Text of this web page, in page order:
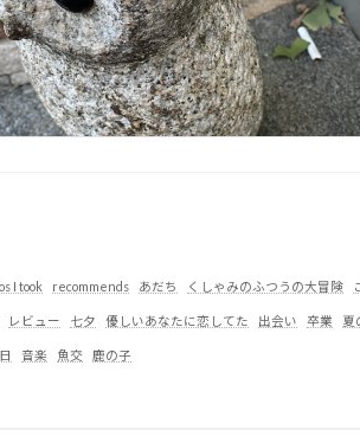
I took recommends あだち くしゃみのふつうの大冒険
レビュー 七夕 優しいあなたに恋してた 出会い 卒業 夏
音楽 魚交 鹿の子